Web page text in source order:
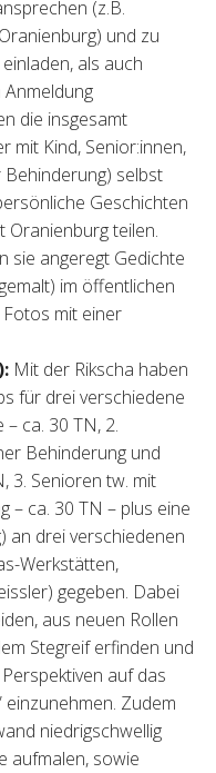
(z.B.
und zu
als auch
die insgesamt
mit Kind, Senior:innen,
selbst
Geschichten
Oranienburg teilen.
sie angeregt Gedichte
im öffentlichen
mit einer
Mit der Rikscha haben
für drei verschiedene
– ca. 30 TN, 2.
Behinderung und
3. Senioren tw. mit
– ca. 30 TN – plus eine
an drei verschiedenen
Werkstätten,
gegeben. Dabei
aus neuen Rollen
Stegreif erfinden und
auf das
einzunehmen. Zudem
niedrigschwellig
aufmalen, sowie